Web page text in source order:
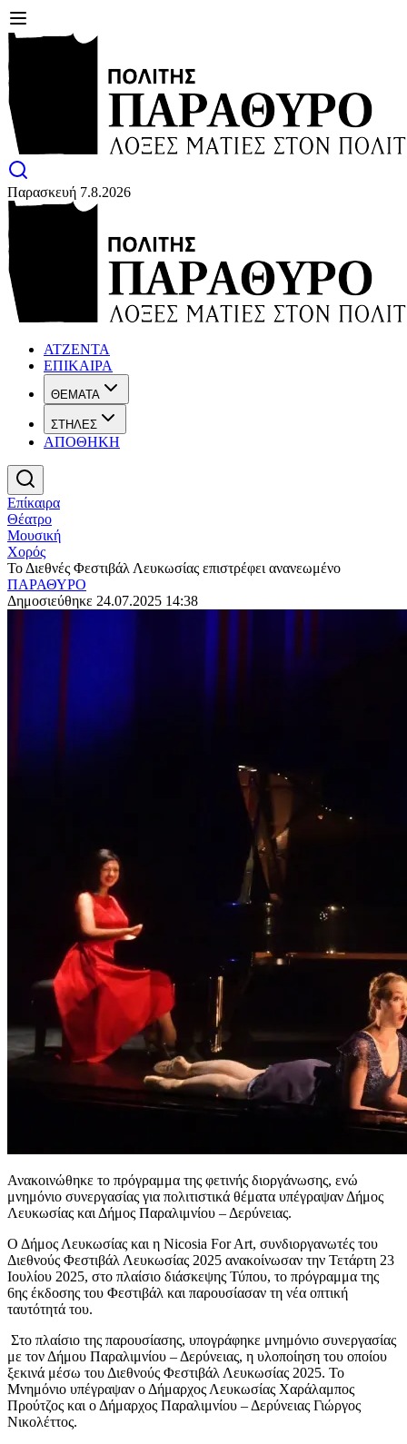
Παρασκευή 7.8.2026
ΑΤΖΕΝΤΑ
ΕΠΙΚΑΙΡΑ
ΘΕΜΑΤΑ
ΣΤΗΛΕΣ
ΑΠΟΘΗΚΗ
Επίκαιρα
Θέατρο
Μουσική
Χορός
Το Διεθνές Φεστιβάλ Λευκωσίας επιστρέφει ανανεωμένο
ΠΑΡΑΘΥΡΟ
Δημοσιεύθηκε 24.07.2025 14:38
Ανακοινώθηκε το πρόγραμμα της φετινής διοργάνωσης, ενώ
μνημόνιο συνεργασίας για πολιτιστικά θέματα υπέγραψαν Δήμος
Λευκωσίας και Δήμος Παραλιμνίου – Δερύνειας.
Ο Δήμος Λευκωσίας και η Nicosia For Art, συνδιοργανωτές του
Διεθνούς Φεστιβάλ Λευκωσίας 2025 ανακοίνωσαν την Τετάρτη 23
Ιουλίου 2025, στο πλαίσιο διάσκεψης Τύπου, το πρόγραμμα της
6ης έκδοσης του Φεστιβάλ και παρουσίασαν τη νέα οπτική
ταυτότητά του.
Στο πλαίσιο της παρουσίασης, υπογράφηκε μνημόνιο συνεργασίας
με τον Δήμου Παραλιμνίου – Δερύνειας, η υλοποίηση του οποίου
ξεκινά μέσω του Διεθνούς Φεστιβάλ Λευκωσίας 2025. Το
Μνημόνιο υπέγραψαν ο Δήμαρχος Λευκωσίας Χαράλαμπος
Προύτζος και ο Δήμαρχος Παραλιμνίου – Δερύνειας Γιώργος
Νικολέττος.